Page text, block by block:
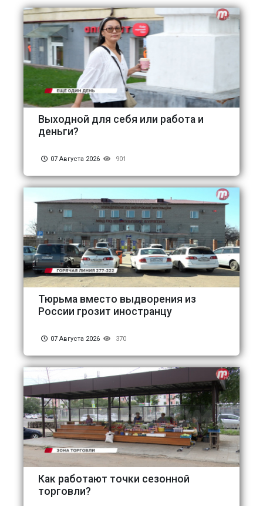
Выходной для себя или работа и
деньги?
07 Августа 2026 901
Тюрьма вместо выдворения из
России грозит иностранцу
07 Августа 2026 370
Как работают точки сезонной
торговли?